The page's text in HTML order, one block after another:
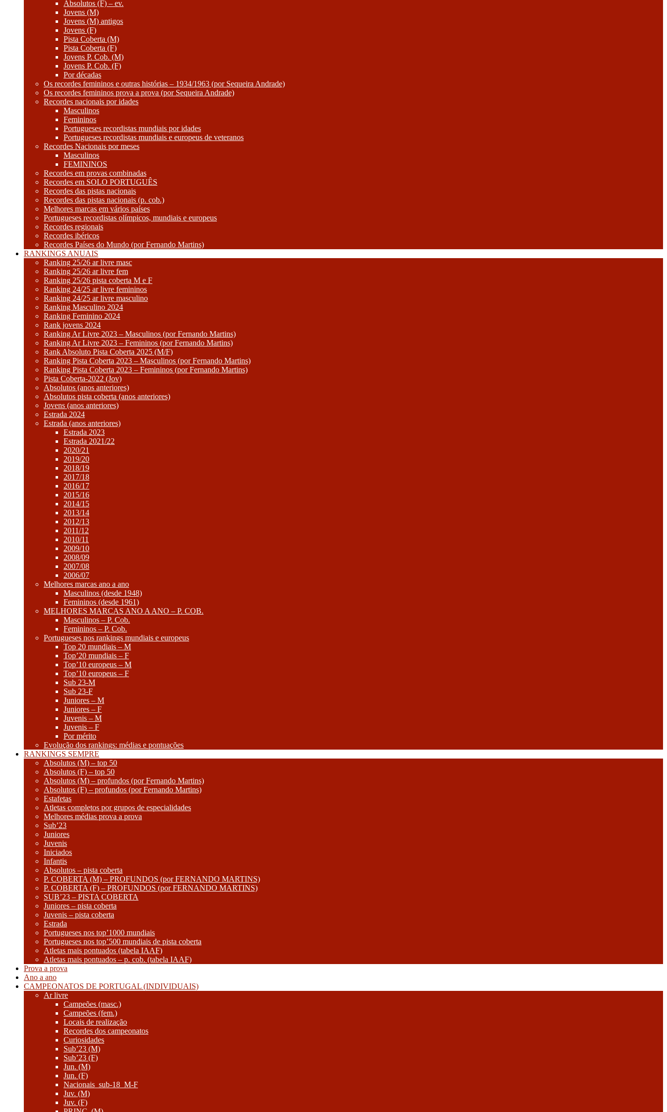
Absolutos (F) – ev.
Jovens (M)
Jovens (M) antigos
Jovens (F)
Pista Coberta (M)
Pista Coberta (F)
Jovens P. Cob. (M)
Jovens P. Cob. (F)
Por décadas
Os recordes femininos e outras histórias – 1934/1963 (por Sequeira Andrade)
Os recordes femininos prova a prova (por Sequeira Andrade)
Recordes nacionais por idades
Masculinos
Femininos
Portugueses recordistas mundiais por idades
Portugueses recordistas mundiais e europeus de veteranos
Recordes Nacionais por meses
Masculinos
FEMININOS
Recordes em provas combinadas
Recordes em SOLO PORTUGUÊS
Recordes das pistas nacionais
Recordes das pistas nacionais (p. cob.)
Melhores marcas em vários países
Portugueses recordistas olímpicos, mundiais e europeus
Recordes regionais
Recordes ibéricos
Recordes Países do Mundo (por Fernando Martins)
RANKINGS ANUAIS
Ranking 25/26 ar livre masc
Ranking 25/26 ar livre fem
Ranking 25/26 pista coberta M e F
Ranking 24/25 ar livre femininos
Ranking 24/25 ar livre masculino
Ranking Masculino 2024
Ranking Feminino 2024
Rank jovens 2024
Ranking Ar Livre 2023 – Masculinos (por Fernando Martins)
Ranking Ar Livre 2023 – Femininos (por Fernando Martins)
Rank Absoluto Pista Coberta 2025 (M/F)
Ranking Pista Coberta 2023 – Masculinos (por Fernando Martins)
Ranking Pista Coberta 2023 – Femininos (por Fernando Martins)
Pista Coberta-2022 (Jov)
Absolutos (anos anteriores)
Absolutos pista coberta (anos anteriores)
Jovens (anos anteriores)
Estrada 2024
Estrada (anos anteriores)
Estrada 2023
Estrada 2021/22
2020/21
2019/20
2018/19
2017/18
2016/17
2015/16
2014/15
2013/14
2012/13
2011/12
2010/11
2009/10
2008/09
2007/08
2006/07
Melhores marcas ano a ano
Masculinos (desde 1948)
Femininos (desde 1961)
MELHORES MARCAS ANO A ANO – P. COB.
Masculinos – P. Cob.
Femininos – P. Cob.
Portugueses nos rankings mundiais e europeus
Top 20 mundiais – M
Top’20 mundiais – F
Top’10 europeus – M
Top’10 europeus – F
Sub 23-M
Sub 23-F
Juniores – M
Juniores – F
Juvenis – M
Juvenis – F
Por mérito
Evolução dos rankings: médias e pontuações
RANKINGS SEMPRE
Absolutos (M) – top 50
Absolutos (F) – top 50
Absolutos (M) – profundos (por Fernando Martins)
Absolutos (F) – profundos (por Fernando Martins)
Estafetas
Atletas completos por grupos de especialidades
Melhores médias prova a prova
Sub’23
Juniores
Juvenis
Iniciados
Infantis
Absolutos – pista coberta
P. COBERTA (M) – PROFUNDOS (por FERNANDO MARTINS)
P. COBERTA (F) – PROFUNDOS (por FERNANDO MARTINS)
SUB’23 – PISTA COBERTA
Juniores – pista coberta
Juvenis – pista coberta
Estrada
Portugueses nos top’1000 mundiais
Portugueses nos top’500 mundiais de pista coberta
Atletas mais pontuados (tabela IAAF)
Atletas mais pontuados – p. cob. (tabela IAAF)
Prova a prova
Ano a ano
CAMPEONATOS DE PORTUGAL (INDIVIDUAIS)
Ar livre
Campeões (masc.)
Campeões (fem.)
Locais de realização
Recordes dos campeonatos
Curiosidades
Sub’23 (M)
Sub’23 (F)
Jun. (M)
Jun. (F)
Nacionais_sub-18_M-F
Juv. (M)
Juv. (F)